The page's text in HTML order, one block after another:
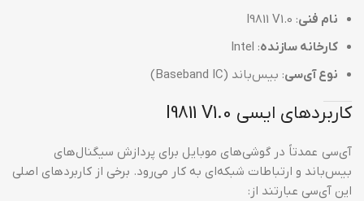
نام فنی: I9811 V1.0
کارخانه سازنده: Intel
نوع آی‌سی: بیس‌باند (Baseband IC)
کاربردهای ایسی I9811 V1.0
آی‌سی عمدتاً در گوشی‌های موبایل برای پردازش سیگنال‌های
بیس‌باند و ارتباطات شبکه‌ای به کار می‌رود. برخی از کاربردهای اصلی
این آی‌سی عبارتند از: